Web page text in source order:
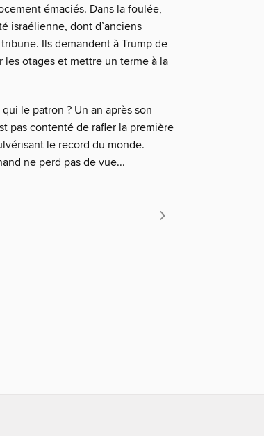
émaciés. Dans la foulée,
israélienne, dont d’anciens
Ils demandent à Trump de
les otages et mettre un terme à la
qui le patron ? Un an après son
pas contenté de rafler la première
le record du monde.
ne perd pas de vue...